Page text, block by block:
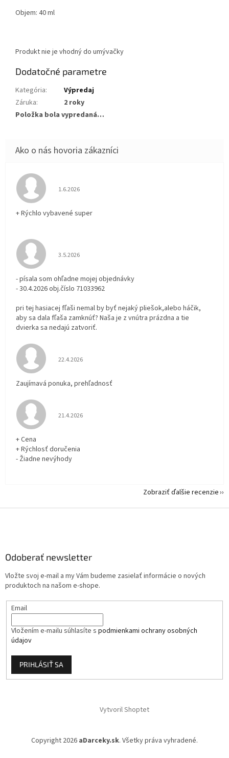
Objem: 40 ml
Produkt nie je vhodný do umývačky
Dodatočné parametre
Kategória:
Výpredaj
Záruka:
2 roky
Položka bola vypredaná…
Hodnotenie obchodu je 5 z 5 hviezdičiek.
1.6.2026
+ Rýchlo vybavené super
Hodnotenie obchodu je 3 z 5 hviezdičiek.
3.5.2026
- písala som ohľadne mojej objednávky
- 30.4.2026 obj.číslo 71033962
pri tej hasiacej fľaši nemal by byť nejaký pliešok,alebo háčik,
aby sa dala fľaša zamknúť? Naša je z vnútra prázdna a tie
dvierka sa nedajú zatvoriť.
Hodnotenie obchodu je 5 z 5 hviezdičiek.
22.4.2026
Zaujímavá ponuka, prehľadnosť
Hodnotenie obchodu je 5 z 5 hviezdičiek.
21.4.2026
+ Cena
+ Rýchlosť doručenia
- Žiadne nevýhody
Zobraziť ďalšie recenzie
Odoberať newsletter
Vložte svoj e-mail a my Vám budeme zasielať informácie o nových
produktoch na našom e-shope.
Email
Vložením e-mailu súhlasíte s podmienkami ochrany osobných
údajov
PRIHLÁSIŤ SA
Vytvoril Shoptet
Copyright 2026 aDarceky.sk. Všetky práva vyhradené.